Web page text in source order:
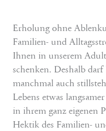
Anfragen
Buchen
Shop
Gutscheine
Erholung ohne
Familien- und
Ihnen in unserem
schenken. Deshalb
manchmal auch
Lebens etwas
in ihrem ganz eigenen
Hektik des Familien-